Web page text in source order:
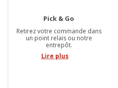
Pick & Go
Retirez votre commande dans
un point relais ou notre
entrepôt.
Lire plus